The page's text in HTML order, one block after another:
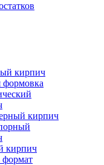
кирпич
формовка
кирпич
кирпич
формат